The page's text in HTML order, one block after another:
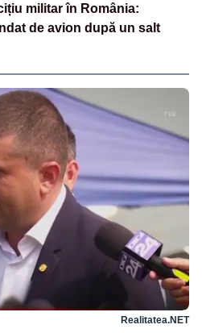
militar în România:
de avion după un salt
Realitatea.NET